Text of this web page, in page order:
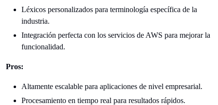
Léxicos personalizados para terminología específica de la
industria.
Integración perfecta con los servicios de AWS para mejorar la
funcionalidad.
Pros:
Altamente escalable para aplicaciones de nivel empresarial.
Procesamiento en tiempo real para resultados rápidos.